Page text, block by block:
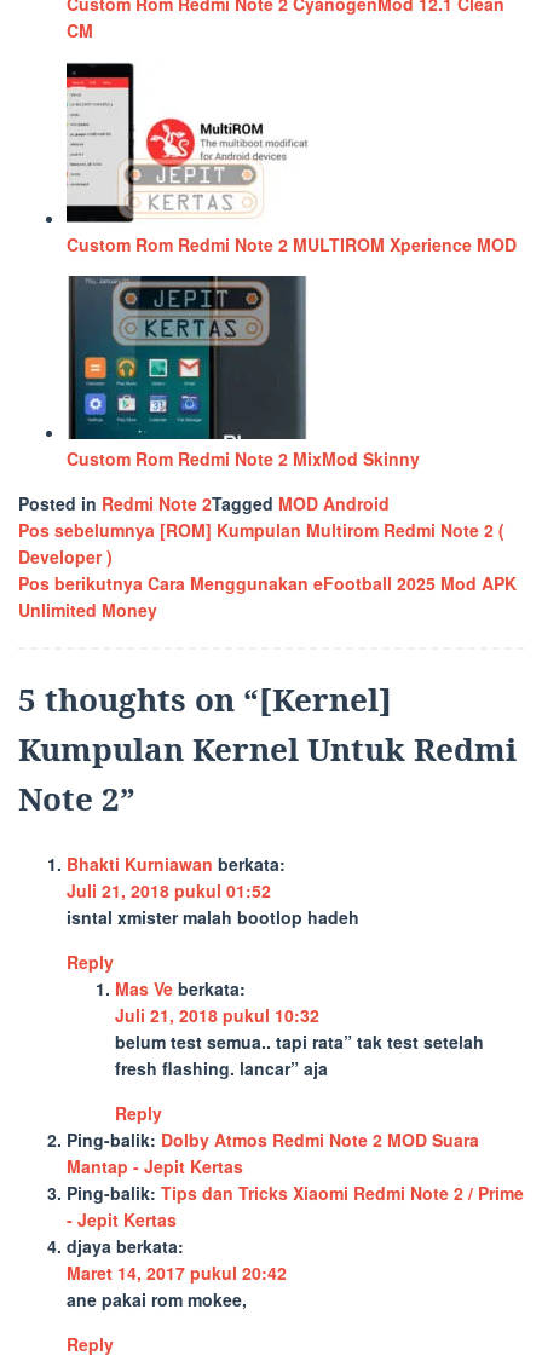
CM
Custom Rom Redmi Note 2 MULTIROM Xperience MOD
Custom Rom Redmi Note 2 MixMod Skinny
Posted in Redmi Note 2Tagged MOD Android
Navigasi
pos
Pos sebelumnya [ROM] Kumpulan Multirom Redmi Note 2 (
Developer )
Pos berikutnya Cara Menggunakan eFootball 2025 Mod APK
Unlimited Money
5 thoughts on “[Kernel]
Kumpulan Kernel Untuk Redmi
Note 2”
Bhakti Kurniawan berkata:
Juli 21, 2018 pukul 01:52
isntal xmister malah bootlop hadeh
Reply
Mas Ve berkata:
Juli 21, 2018 pukul 10:32
belum test semua.. tapi rata” tak test setelah
fresh flashing. lancar” aja
Reply
Ping-balik: Dolby Atmos Redmi Note 2 MOD Suara
Mantap - Jepit Kertas
Ping-balik: Tips dan Tricks Xiaomi Redmi Note 2 / Prime
- Jepit Kertas
djaya berkata:
Maret 14, 2017 pukul 20:42
ane pakai rom mokee,
Reply